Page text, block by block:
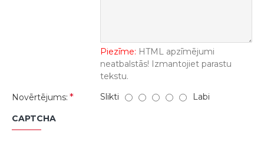
Piezīme: HTML apzīmējumi
neatbalstās! Izmantojiet parastu
tekstu.
Novērtējums:
Slikti Labi
CAPTCHA